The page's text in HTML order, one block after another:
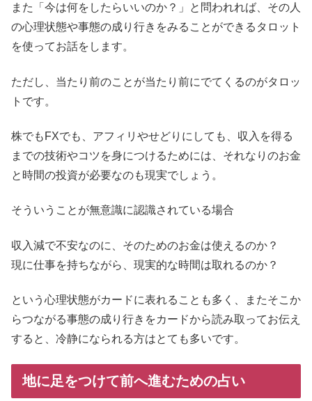
また「今は何をしたらいいのか？」と問われれば、その人
の心理状態や事態の成り行きをみることができるタロット
を使ってお話をします。
ただし、当たり前のことが当たり前にでてくるのがタロッ
トです。
株でもFXでも、アフィリやせどりにしても、収入を得る
までの技術やコツを身につけるためには、それなりのお金
と時間の投資が必要なのも現実でしょう。
そういうことが無意識に認識されている場合
収入減で不安なのに、そのためのお金は使えるのか？
現に仕事を持ちながら、現実的な時間は取れるのか？
という心理状態がカードに表れることも多く、またそこか
らつながる事態の成り行きをカードから読み取ってお伝え
すると、冷静になられる方はとても多いです。
地に足をつけて前へ進むための占い